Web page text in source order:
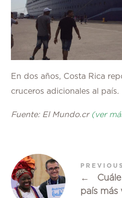
En dos años, Costa Rica
cruceros adicionales al país.
Fuente: El Mundo.cr (ver
←
país más